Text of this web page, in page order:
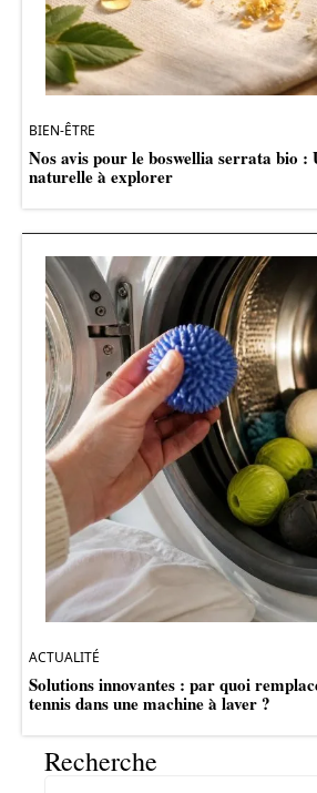
BIEN-ÊTRE
Nos avis pour le boswellia serrata bio :
naturelle à explorer
ACTUALITÉ
Solutions innovantes : par quoi
tennis dans une machine à laver ?
Recherche